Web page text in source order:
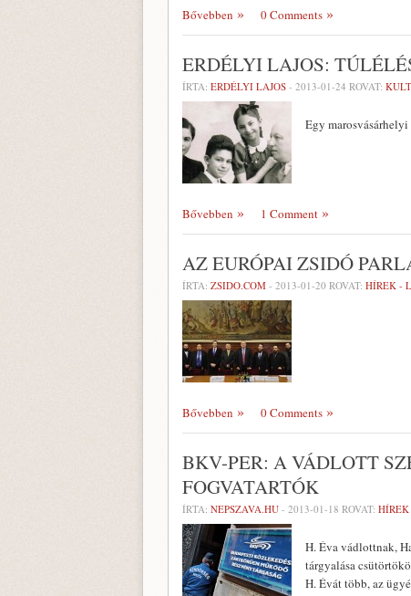
Bővebben 0 Comments
ERDÉLYI LAJOS:
ÍRTA: ERDÉLYI LAJOS - 2013-01-24 ROVAT:
Egy
Bővebben 1 Comment
AZ EURÓPAI ZSIDÓ
ÍRTA: ZSIDO.COM - 2013-01-20 ROVAT: HÍREK -
Bővebben 0 Comments
BKV-PER: A VÁDLOTT
FOGVATARTÓK
ÍRTA: NEPSZAVA.HU - 2013-01-18 ROVAT:
H. Éva vádlottnak,
tárgyalása
H. Évát több, az